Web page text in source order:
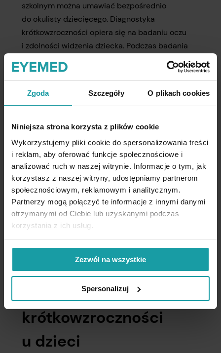
Zgoda Szczegóły O plikach cookies
Niniejsza strona korzysta z plików cookie
Wykorzystujemy pliki cookie do spersonalizowania treści
i reklam, aby oferować funkcje społecznościowe i
analizować ruch w naszej witrynie. Informacje o tym, jak
korzystasz z naszej witryny, udostępniamy partnerom
społecznościowym, reklamowym i analitycznym.
Partnerzy mogą połączyć te informacje z innymi danymi
otrzymanymi od Ciebie lub uzyskanymi podczas
korzystania z ich usług.
Zezwól na wszystkie
Spersonalizuj
szkolnym można umawiać bezpośrednio
do okulisty dziecięcego. Diagnostyka
krótkowzroczności opiera się na badaniu oczu
i zdolności widzenia dziecka. Podczas badania
z wykorzystaniem
tablic z literkami, obrazkami
stosuje się takżeskiaskopię, która umożliwia
m.in. ocenę typu i stopnia wady refrakcji. U dzieci
ocena refrakcji powinna być przeprowadzana
pocykloplegii(porażeniu akomodacji
za pomocą kropli), co pozwala wykluczyć skurcz
akomodacji. Gdy u dziecka zostanie rozpoznana
krótkowzroczność, należy jak najszybciej podjąć
odpowiednie działania. Coroczne, kompleksowe
rozpoznaniu miopii, nawet gdy dzieci
nie wykazują żadnych objawów.
Korekcja
krótkowzroczności
u dzieci